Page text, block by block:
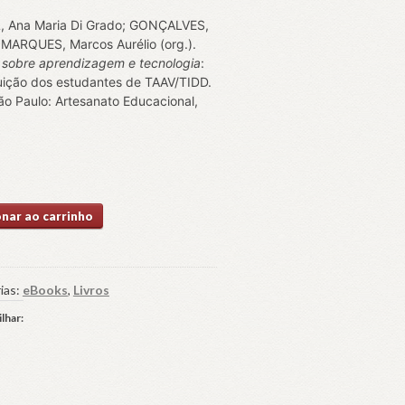
Ana Maria Di Grado; GONÇALVES,
Marcos Aurélio (org.).
sobre aprendizagem e tecnologia:
dos estudantes de TAAV/TIDD.
Paulo: Artesanato Educacional,
ao carrinho
eBooks, Livros